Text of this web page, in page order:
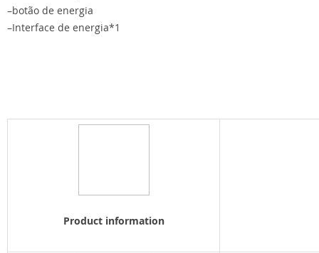
–botão de energia
–Interface de energia*1
Product information